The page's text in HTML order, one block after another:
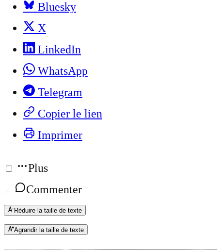
Bluesky
X
LinkedIn
WhatsApp
Telegram
Copier le lien
Imprimer
Plus
Commenter
Réduire la taille de texte
Agrandir la taille de texte